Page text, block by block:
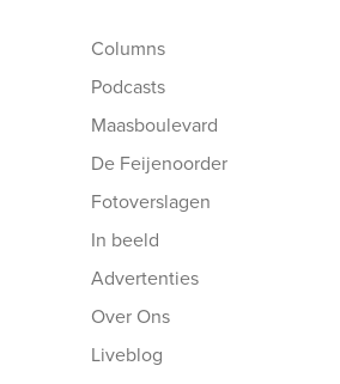
Columns
Podcasts
Maasboulevard
De Feijenoorder
Fotoverslagen
In beeld
Advertenties
Over Ons
Liveblog